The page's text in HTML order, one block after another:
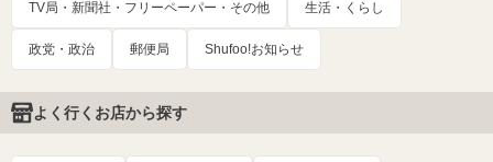
TV局・新聞社・フリーペーパー・その他 生活・くらし
政党・政治 郵便局 Shufoo!お知らせ
よく行くお店から探す